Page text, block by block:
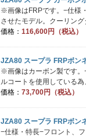
※画像はFRPです。−仕様
させたモデル。クーリン
価格： 116,600円（税込）
JZA80 スープラ FRPボン
※画像はカーボン製です。
ルコートを使用している
価格： 73,700円（税込）
JZA80 スープラ FRPボン
−仕様・特長−フロント、